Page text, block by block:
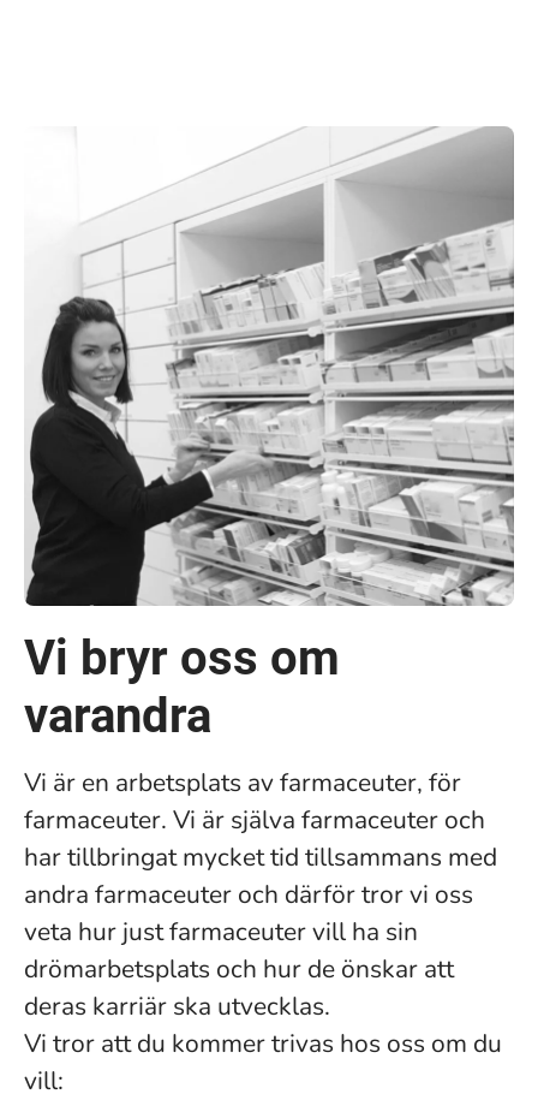
Vi bryr oss om
varandra
Vi är en arbetsplats av farmaceuter, för
farmaceuter. Vi är själva farmaceuter och
har tillbringat mycket tid tillsammans med
andra farmaceuter och därför tror vi oss
veta hur just farmaceuter vill ha sin
drömarbetsplats och hur de önskar att
deras karriär ska utvecklas.
Vi tror att du kommer trivas hos oss om du
vill: